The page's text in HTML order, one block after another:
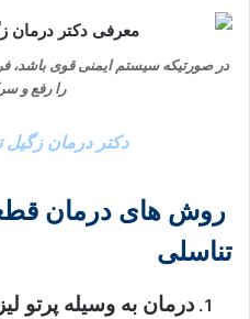
در صورتیکه سیستم ایمنی قوی باشد،
را رفع و
دکتر درمان زگیل
روش های درمان
تناسلی
درمان به وسیله پرتو